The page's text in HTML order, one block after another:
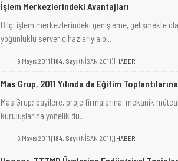
İşlem Merkezlerindeki Avantajları
Bilgi işlem merkezlerindeki genişleme, gelişmekte
yoğunluklu server cihazlarıyla bi..
9 Mayıs 2011 |184. Sayı (NİSAN 2011) | HABER
Mas Grup, 2011 Yılında da Eğitim
Mas Grup; bayilere, proje firmalarına, mekanik
kuruluşlarına yönelik dü..
9 Mayıs 2011 |184. Sayı (NİSAN 2011) | HABER